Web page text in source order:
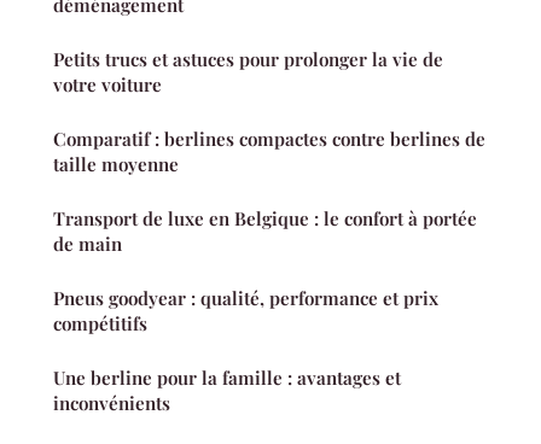
déménagement
Petits trucs et astuces pour prolonger la vie de
votre voiture
Comparatif : berlines compactes contre berlines de
taille moyenne
Transport de luxe en Belgique : le confort à portée
de main
Pneus goodyear : qualité, performance et prix
compétitifs
Une berline pour la famille : avantages et
inconvénients